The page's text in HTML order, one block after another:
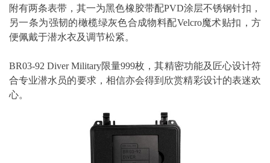
附有两条表带，其一为黑色橡胶带配PVD涂层不锈钢针扣，
另一条为强韧的橄榄绿灰色合成物料配Velcro魔术贴扣，方
便佩戴于潜水衣及调节松紧。
BR03-92 Diver Military限量999枚，其精密功能及匠心设计符
合专业潜水员的要求，相信亦会得到欣赏精彩设计的表迷欢
心。